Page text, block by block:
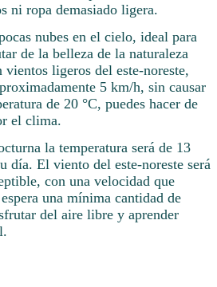
ni ropa demasiado ligera.
nubes en el cielo, ideal para
de la belleza de la naturaleza
vientos ligeros del este-noreste,
5 km/h, sin causar
de 20 °C, puedes hacer de
el clima.
la temperatura será de 13
día. El viento del este-noreste será
con una velocidad que
una mínima cantidad de
del aire libre y aprender